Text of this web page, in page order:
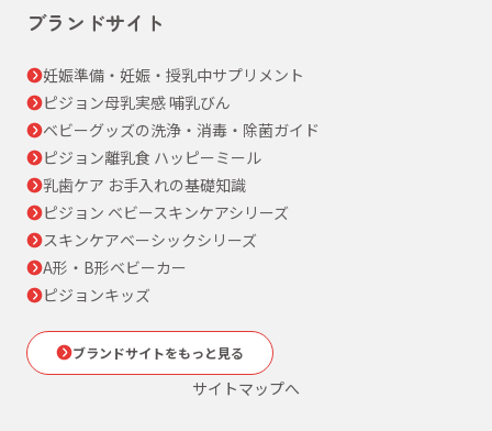
ブランドサイト
妊娠準備・妊娠・授乳中サプリメント
ピジョン母乳実感 哺乳びん
ベビーグッズの洗浄・消毒・除菌ガイド
ピジョン離乳食 ハッピーミール
乳歯ケア お手入れの基礎知識
ピジョン ベビースキンケアシリーズ
スキンケアベーシックシリーズ
A形・B形ベビーカー
ピジョンキッズ
ブランドサイトをもっと見る
サイトマップへ